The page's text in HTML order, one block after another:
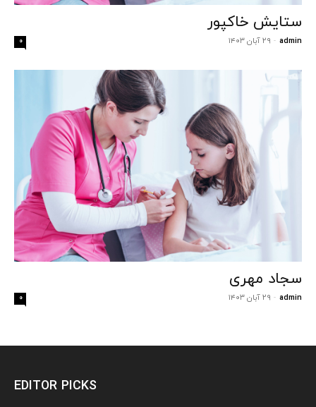
ستایش خاکپور
admin
- ۲۹ آبان ۱۴۰۳ ۰
سجاد مهری
admin
- ۲۹ آبان ۱۴۰۳ ۰
EDITOR PICKS